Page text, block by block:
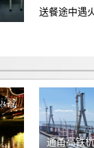
永川区凯斯蒂亚建材
者，各种理由推诿不
偿损失
退款订金五千
要求退换意向金1万元
销售诱导消费，将市
送餐途中遇
通甬高铁